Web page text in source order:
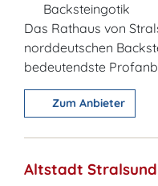
Backsteingotik
Das Rathaus von
norddeutschen
bedeutendste
Zum Anbieter
Altstadt Stralsund